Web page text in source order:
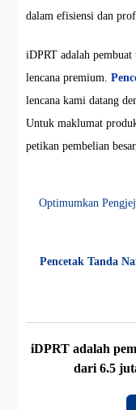
dalam efisiensi dan
iDPRT adalah
lencana premium.
lencana kami datang
Untuk maklumat
petikan pembelian
Optimumkan
Pencetak Tanda
iDPRT adalah
dari 6.5